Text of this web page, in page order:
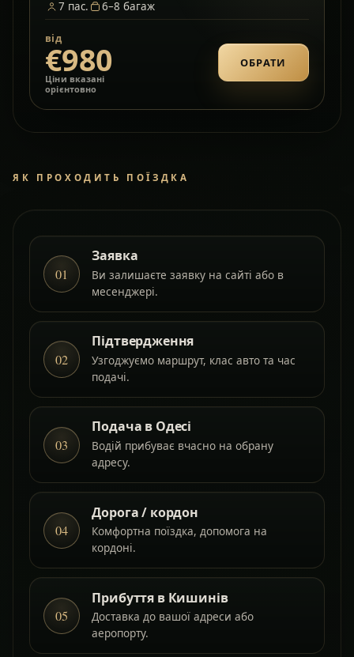
7 пас. 6–8 багаж
від
€980
Ціни вказані
орієнтовно
ОБРАТИ
ЯК ПРОХОДИТЬ ПОЇЗДКА
01
Заявка
Ви залишаєте заявку на сайті або в
месенджері.
02
Підтвердження
Узгоджуємо маршрут, клас авто та час
подачі.
03
Подача в Одесі
Водій прибуває вчасно на обрану
адресу.
04
Дорога / кордон
Комфортна поїздка, допомога на
кордоні.
05
Прибуття в Кишинів
Доставка до вашої адреси або
аеропорту.